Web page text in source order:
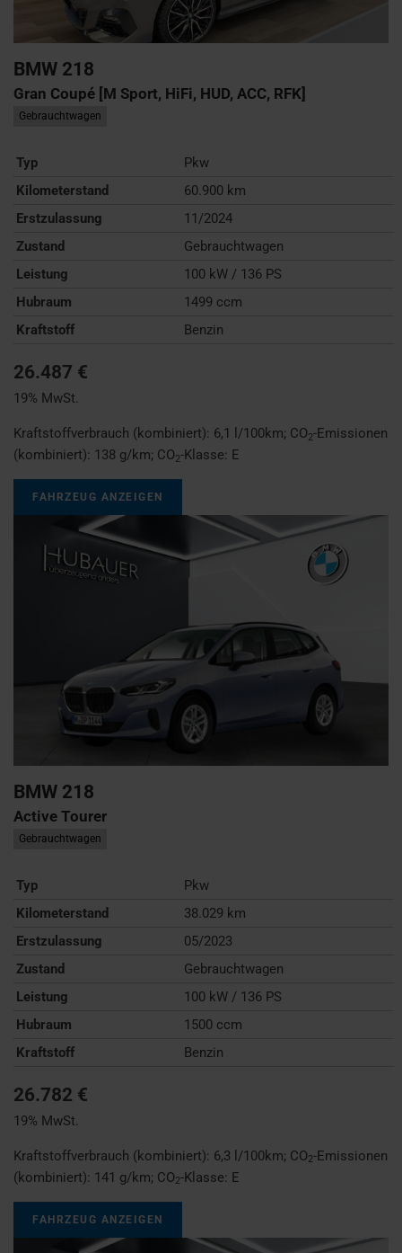
BMW 218
Gran Coupé [M Sport, HiFi, HUD, ACC, RFK]
Gebrauchtwagen
Typ
Pkw
Kilometerstand
60.900 km
Erstzulassung
11/2024
Zustand
Gebrauchtwagen
Leistung
100 kW / 136 PS
Hubraum
1499 ccm
Kraftstoff
Benzin
26.487 €
19% MwSt.
Kraftstoffverbrauch (kombiniert): 6,1 l/100km; CO2-Emissionen
(kombiniert): 138 g/km; CO2-Klasse: E
FAHRZEUG ANZEIGEN
BMW 218
Active Tourer
Gebrauchtwagen
Typ
Pkw
Kilometerstand
38.029 km
Erstzulassung
05/2023
Zustand
Gebrauchtwagen
Leistung
100 kW / 136 PS
Hubraum
1500 ccm
Kraftstoff
Benzin
26.782 €
19% MwSt.
Kraftstoffverbrauch (kombiniert): 6,3 l/100km; CO2-Emissionen
(kombiniert): 141 g/km; CO2-Klasse: E
FAHRZEUG ANZEIGEN